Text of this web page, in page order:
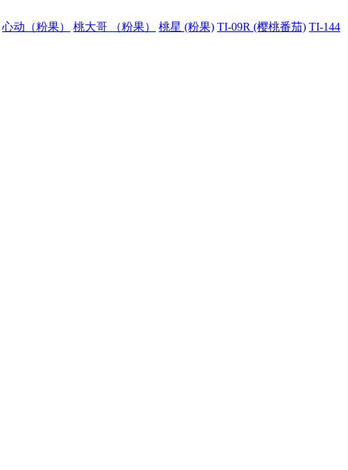
心动（粉果） 桃大哥 （粉果） 桃星 (粉果) TI-09R (樱桃番茄) TI-144